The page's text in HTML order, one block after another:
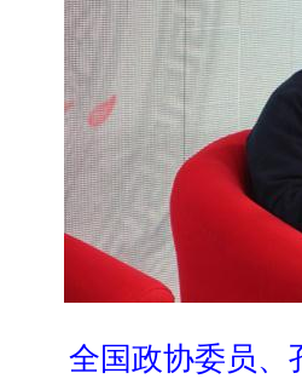
全国政协委员、